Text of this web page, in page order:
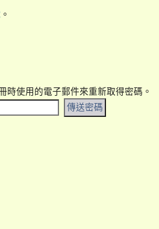
。
時使用的電子郵件來重新取得密碼。